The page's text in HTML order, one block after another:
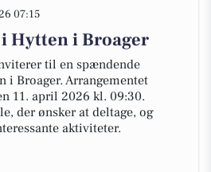
07:15
Hytten i Broager
til en spændende
i Broager. Arrangementet
11. april 2026 kl. 09:30.
der ønsker at deltage, og
aktiviteter.